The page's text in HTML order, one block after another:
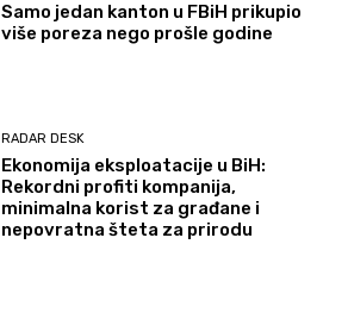
Samo jedan kanton u FBiH prikupio
više poreza nego prošle godine
RADAR DESK
Ekonomija eksploatacije u BiH:
Rekordni profiti kompanija,
minimalna korist za građane i
nepovratna šteta za prirodu